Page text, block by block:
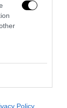
Policy
il perpetuo